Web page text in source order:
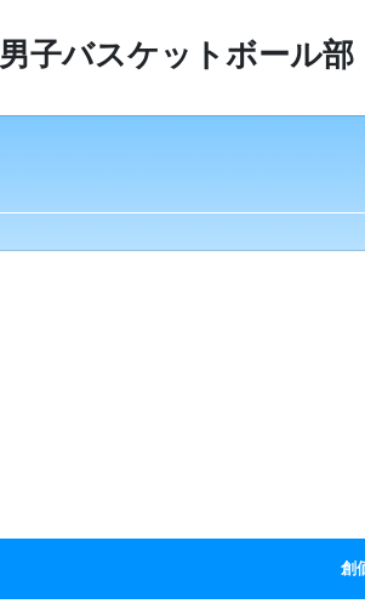
男子バスケットボール部
創